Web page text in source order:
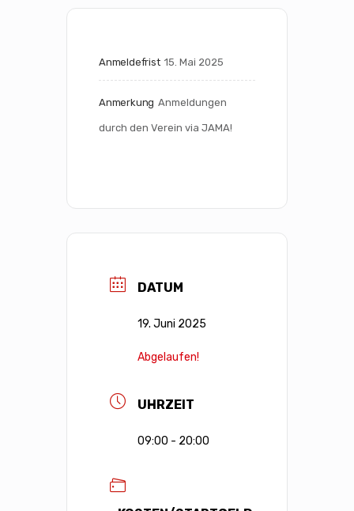
Anmeldefrist 15. Mai 2025
Anmerkung Anmeldungen
durch den Verein via JAMA!
DATUM
19. Juni 2025
Abgelaufen!
UHRZEIT
09:00 - 20:00